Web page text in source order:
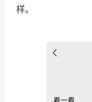
样。